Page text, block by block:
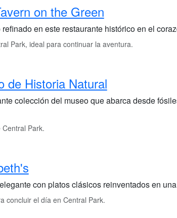
on the Green
en este restaurante histórico en el
Park, ideal para continuar la aventura.
de Historia Natural
colección del museo que abarca desde
Park.
con platos clásicos reinventados en
concluir el día en Central Park.